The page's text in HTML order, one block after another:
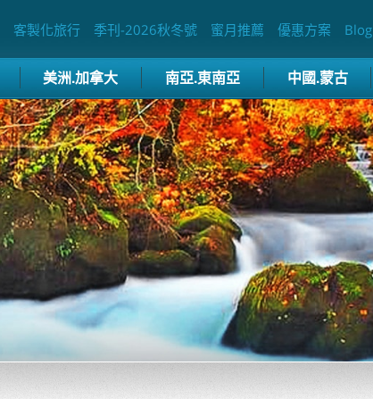
客製化旅行 季刊-2026秋冬號 蜜月推薦 優惠方案 Blog
美洲.加拿大 南亞.東南亞 中國.蒙古